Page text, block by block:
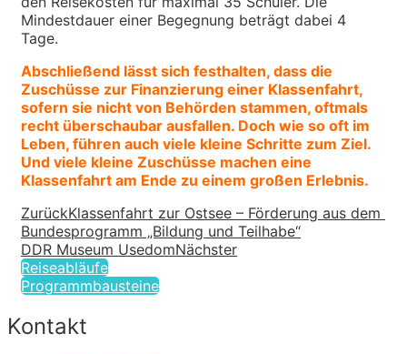
Mindestdauer einer Begegnung beträgt dabei 4
Tage.
Abschließend lässt sich festhalten, dass die
Zuschüsse zur Finanzierung einer Klassenfahrt,
sofern sie nicht von Behörden stammen, oftmals
recht überschaubar ausfallen. Doch wie so oft im
Leben, führen auch viele kleine Schritte zum Ziel.
Und viele kleine Zuschüsse machen eine
Klassenfahrt am Ende zu einem großen Erlebnis.
ZurückKlassenfahrt zur Ostsee – Förderung aus dem
Bundesprogramm „Bildung und Teilhabe“
DDR Museum UsedomNächster
Reiseabläufe
Programmbausteine
Kontakt